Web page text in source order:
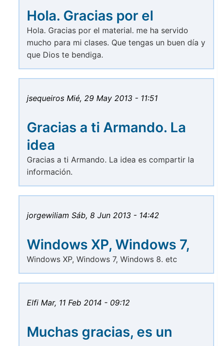
Hola. Gracias por el
Hola. Gracias por el material. me ha servido
mucho para mi clases. Que tengas un buen día y
que Dios te bendiga.
jsequeiros Mié, 29 May 2013 - 11:51
Gracias a ti Armando. La
idea
Gracias a ti Armando. La idea es compartir la
información.
jorgewiliam Sáb, 8 Jun 2013 - 14:42
Windows XP, Windows 7,
Windows XP, Windows 7, Windows 8. etc
Elfi Mar, 11 Feb 2014 - 09:12
Muchas gracias, es un